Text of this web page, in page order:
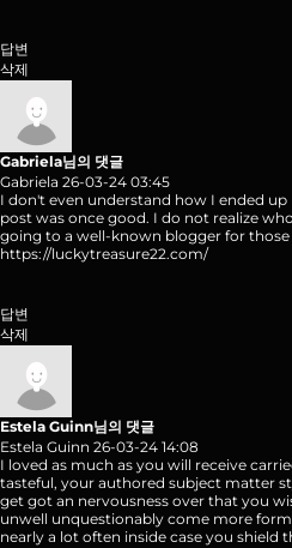
답변
삭제
Gabriela님의 댓글
Gabriela 26-03-24 03:45
I don't even understand how I ended
post was once good. I do not realize
going to a well-known blogger for those
https://luckytreasure22.com/
답변
삭제
Estela Guinn님의 댓글
Estela Guinn 26-03-24 14:08
I loved as much as you will receive
tasteful, your authored subject matter
get got an nervousness over that you
unwell unquestionably come more
nearly a lot often inside case you shield